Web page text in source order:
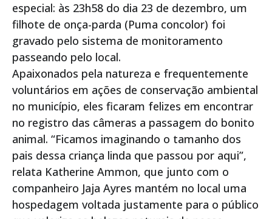
especial: às 23h58 do dia 23 de dezembro, um
filhote de onça-parda (Puma concolor) foi
gravado pelo sistema de monitoramento
passeando pelo local.
Apaixonados pela natureza e frequentemente
voluntários em ações de conservação ambiental
no município, eles ficaram felizes em encontrar
no registro das câmeras a passagem do bonito
animal. “Ficamos imaginando o tamanho dos
pais dessa criança linda que passou por aqui”,
relata Katherine Ammon, que junto com o
companheiro Jaja Ayres mantém no local uma
hospedagem voltada justamente para o público